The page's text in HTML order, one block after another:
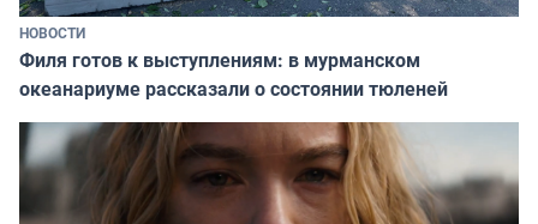
НОВОСТИ
Филя готов к выступлениям: в мурманском
океанариуме рассказали о состоянии тюленей